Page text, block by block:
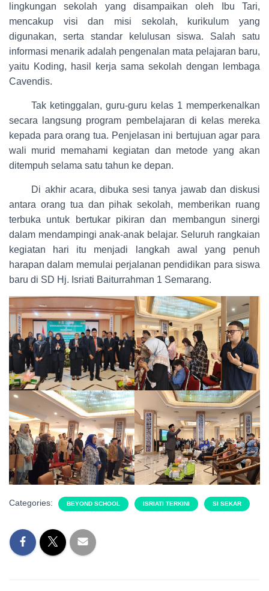
lingkungan sekolah yang disampaikan oleh Ibu Tari,
mencakup visi dan misi sekolah, kurikulum yang
digunakan, serta standar kelulusan siswa. Salah satu
informasi menarik adalah pengenalan mata pelajaran baru,
yaitu Koding, hasil kerja sama sekolah dengan lembaga
Cavendis.
Tak ketinggalan, guru-guru kelas 1 memperkenalkan
secara langsung program pembelajaran di kelas mereka
kepada para orang tua. Penjelasan ini bertujuan agar para
wali murid memahami kegiatan dan metode yang akan
ditempuh selama satu tahun ke depan.
Di akhir acara, dibuka sesi tanya jawab dan diskusi
antara orang tua dan pihak sekolah, memberikan ruang
terbuka untuk bertukar pikiran dan membangun sinergi
dalam mendampingi anak-anak belajar. Seluruh rangkaian
kegiatan hari itu menjadi langkah awal yang penuh
harapan dalam memulai perjalanan pendidikan para siswa
baru di SD Hj. Isriati Baiturrahman 1 Semarang.
Categories: BEYOND SCHOOL ISRIATI TERKINI SI SEKAR